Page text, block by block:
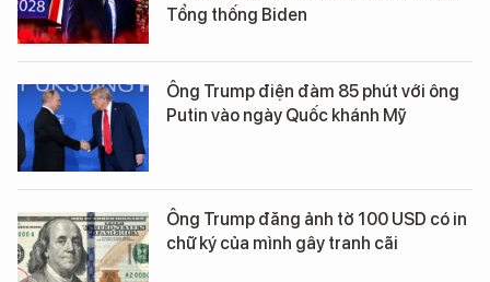
Tổng thống Biden
Ông Trump điện đàm 85 phút với ông
Putin vào ngày Quốc khánh Mỹ
Ông Trump đăng ảnh tờ 100 USD có in
chữ ký của mình gây tranh cãi